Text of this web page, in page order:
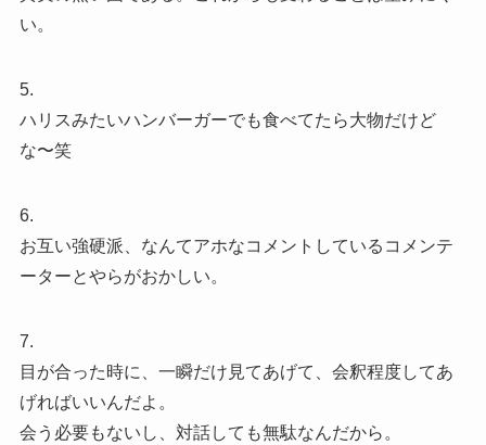
い。
5.
ハリスみたいハンバーガーでも食べてたら大物だけど
な〜笑
6.
お互い強硬派、なんてアホなコメントしているコメンテ
ーターとやらがおかしい。
7.
目が合った時に、一瞬だけ見てあげて、会釈程度してあ
げればいいんだよ。
会う必要もないし、対話しても無駄なんだから。